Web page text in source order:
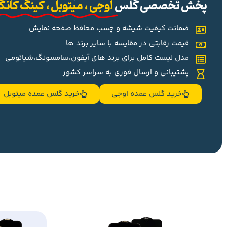
پخش تخصصی گلساوجی ، میتوبل ، کینگ
ضمانت کیفیت شیشه و چسب محافظ صفحه نمایش
قیمت رقابتی در مقایسه با سایر برند ها
مدل لیست کامل برای برند های آیفون،سامسونگ،شیائومی
پشتیبانی و ارسال فوری به سراسر کشور
خرید گلس عمده اوجی
خرید گلس عمده میتوبل